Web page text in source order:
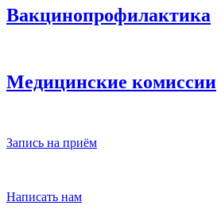
Вакцинопрофилактика
Медицинские комиссии
Запись на приём
Написать нам